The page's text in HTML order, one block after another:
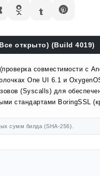
открыто) (Build 4019)
совместимости с
One UI 6.1 и
(Syscalls) для
стандартами BoringSSL
сумм билда (SHA-256).